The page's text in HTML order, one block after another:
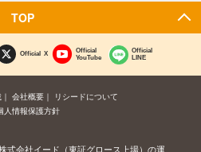
TOP
Official X
Official
YouTube
Official
LINE
会社概要
リシードについて
人情報保護方針
式会社イード（東証グロース上場）の運